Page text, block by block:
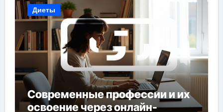
Диеты
Современные профессии и их
освоение через онлайн-